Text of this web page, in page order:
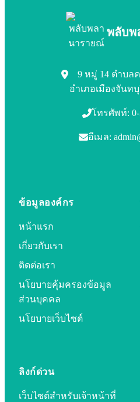
พลับพ
9 หมู่ 14 ตำบล
อำเภอเมืองจันท
โทรศัพท์: 0-
อีเมล:
ข้อมูลองค์กร
หน้าแรก
เกี่ยวกับเรา
ติดต่อเรา
นโยบายคุ้มครองข้อมูล
ส่วนบุคคล
นโยบายเว็บไซต์
ลิงก์ด่วน
เว็บไซต์สำหรับเจ้าหน้าที่